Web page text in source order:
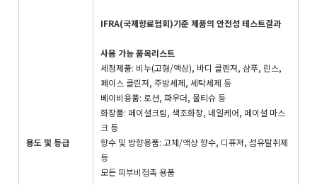
용도 및 등급
IFRA(국제향료협회)기준 제품의 안전성 테스트결과
사용 가능 품목리스트
세정제품: 비누(고형/액상), 바디 클렌져, 샴푸, 린스,
페이스 클린져, 주방세제, 세탁세제 등
베이비용품: 로션, 파우더, 물티슈 등
화장품: 페이셜크림, 색조화장, 네일케어, 페이셜 마스
크 등
향수 및 방향용품: 고체/액상 향수, 디퓨져, 섬유탈취제
등
모든 피부비접촉 용품